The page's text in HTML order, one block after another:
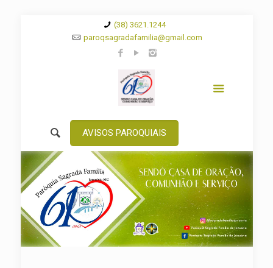
(38) 3621.1244
paroqsagradafamilia@gmail.com
AVISOS PAROQUIAIS